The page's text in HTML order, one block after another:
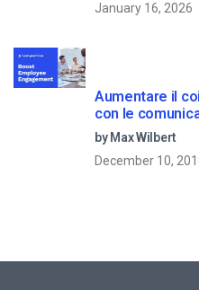
January 16, 2026
Aumentare il
con le
streaming
by Max Wilbert
December 10,